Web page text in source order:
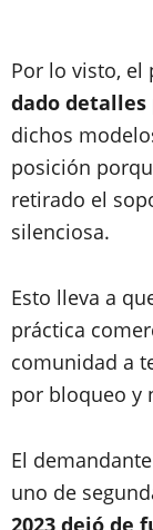
Por lo visto, el
dado
dichos
posición
retirado el
silenciosa.
Esto lleva a
práctica
comunidad a
por bloqueo y
El
uno de
2023 dejó de